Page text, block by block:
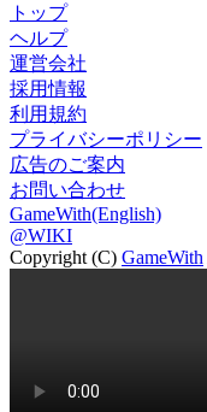
トップ
ヘルプ
運営会社
採用情報
利用規約
プライバシーポリシー
広告のご案内
お問い合わせ
GameWith(English)
@WIKI
Copyright (C) GameWith